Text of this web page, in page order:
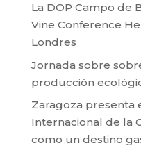
La DOP Campo de
Vine Conference
Londres
Jornada sobre
producción
Zaragoza presenta
Internacional de la
como un destino